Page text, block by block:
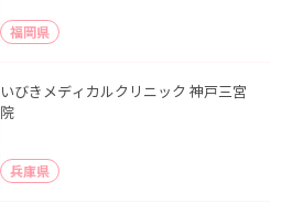
福岡県
いびきメディカルクリニック 神戸三宮
院
兵庫県